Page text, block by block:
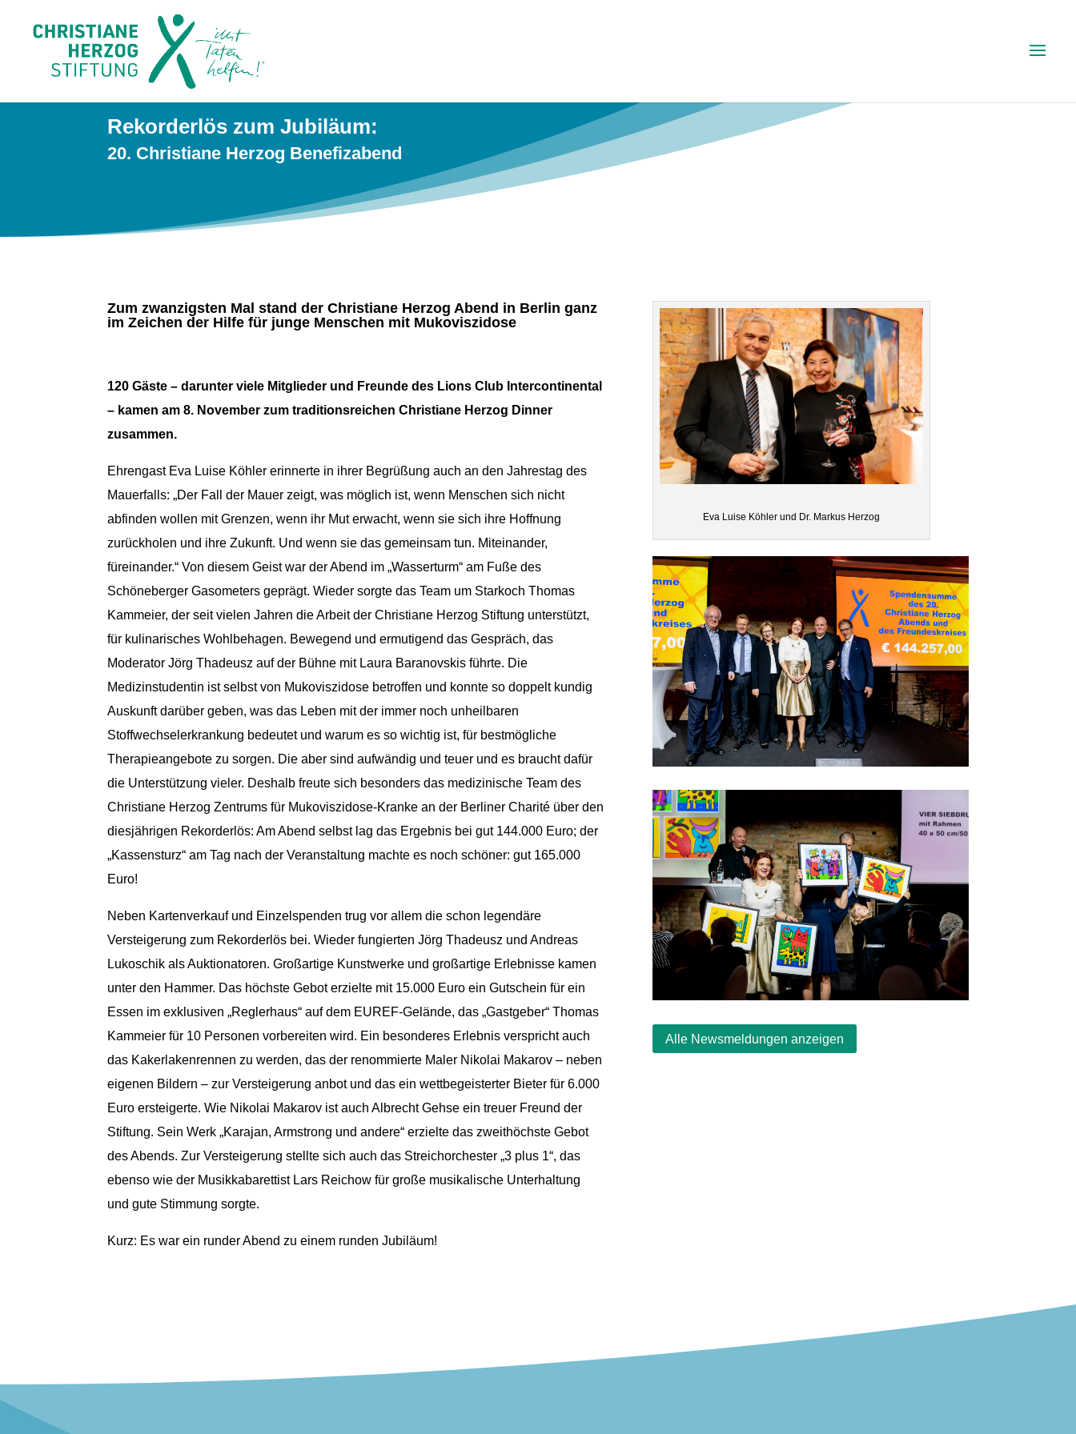
Rekorderlös zum Jubiläum:
20. Christiane Herzog Benefizabend
Zum zwanzigsten Mal stand der Christiane Herzog Abend in Berlin ganz
im Zeichen der Hilfe für junge Menschen mit Mukoviszidose
120 Gäste – darunter viele Mitglieder und Freunde des Lions Club Intercontinental
– kamen am 8. November zum traditionsreichen Christiane Herzog Dinner
zusammen.
Ehrengast Eva Luise Köhler erinnerte in ihrer Begrüßung auch an den Jahrestag des
Mauerfalls: „Der Fall der Mauer zeigt, was möglich ist, wenn Menschen sich nicht
abfinden wollen mit Grenzen, wenn ihr Mut erwacht, wenn sie sich ihre Hoffnung
zurückholen und ihre Zukunft. Und wenn sie das gemeinsam tun. Miteinander,
füreinander.“ Von diesem Geist war der Abend im „Wasserturm“ am Fuße des
Schöneberger Gasometers geprägt. Wieder sorgte das Team um Starkoch Thomas
Kammeier, der seit vielen Jahren die Arbeit der Christiane Herzog Stiftung unterstützt,
für kulinarisches Wohlbehagen. Bewegend und ermutigend das Gespräch, das
Moderator Jörg Thadeusz auf der Bühne mit Laura Baranovskis führte. Die
Medizinstudentin ist selbst von Mukoviszidose betroffen und konnte so doppelt kundig
Auskunft darüber geben, was das Leben mit der immer noch unheilbaren
Stoffwechselerkrankung bedeutet und warum es so wichtig ist, für bestmögliche
Therapieangebote zu sorgen. Die aber sind aufwändig und teuer und es braucht dafür
die Unterstützung vieler. Deshalb freute sich besonders das medizinische Team des
Christiane Herzog Zentrums für Mukoviszidose-Kranke an der Berliner Charité über den
diesjährigen Rekorderlös: Am Abend selbst lag das Ergebnis bei gut 144.000 Euro; der
„Kassensturz“ am Tag nach der Veranstaltung machte es noch schöner: gut 165.000
Euro!
Neben Kartenverkauf und Einzelspenden trug vor allem die schon legendäre
Versteigerung zum Rekorderlös bei. Wieder fungierten Jörg Thadeusz und Andreas
Lukoschik als Auktionatoren. Großartige Kunstwerke und großartige Erlebnisse kamen
unter den Hammer. Das höchste Gebot erzielte mit 15.000 Euro ein Gutschein für ein
Essen im exklusiven „Reglerhaus“ auf dem EUREF-Gelände, das „Gastgeber“ Thomas
Kammeier für 10 Personen vorbereiten wird. Ein besonderes Erlebnis verspricht auch
das Kakerlakenrennen zu werden, das der renommierte Maler Nikolai Makarov – neben
eigenen Bildern – zur Versteigerung anbot und das ein wettbegeisterter Bieter für 6.000
Euro ersteigerte. Wie Nikolai Makarov ist auch Albrecht Gehse ein treuer Freund der
Stiftung. Sein Werk „Karajan, Armstrong und andere“ erzielte das zweithöchste Gebot
des Abends. Zur Versteigerung stellte sich auch das Streichorchester „3 plus 1“, das
ebenso wie der Musikkabarettist Lars Reichow für große musikalische Unterhaltung
und gute Stimmung sorgte.
Kurz: Es war ein runder Abend zu einem runden Jubiläum!
Eva Luise Köhler und Dr. Markus Herzog
Alle Newsmeldungen anzeigen